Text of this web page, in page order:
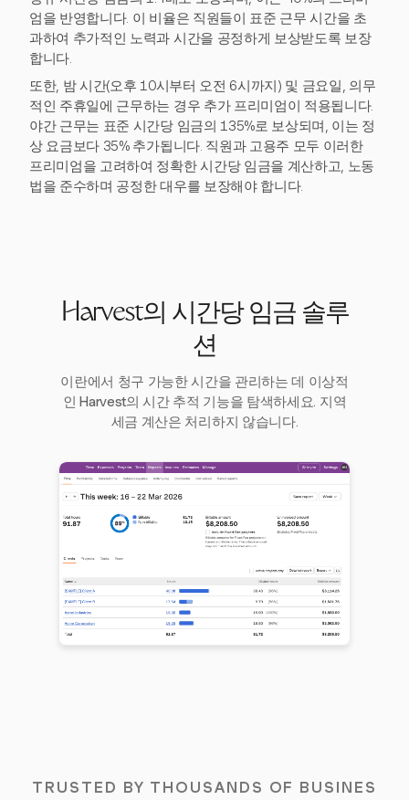
엄을 반영합니다. 이 비율은 직원들이 표준 근무 시간을 초
과하여 추가적인 노력과 시간을 공정하게 보상받도록 보장
합니다.
또한, 밤 시간(오후 10시부터 오전 6시까지) 및 금요일, 의무
적인 주휴일에 근무하는 경우 추가 프리미엄이 적용됩니다.
야간 근무는 표준 시간당 임금의 135%로 보상되며, 이는 정
상 요금보다 35% 추가됩니다. 직원과 고용주 모두 이러한
프리미엄을 고려하여 정확한 시간당 임금을 계산하고, 노동
법을 준수하며 공정한 대우를 보장해야 합니다.
Harvest의 시간당 임금 솔루
션
이란에서 청구 가능한 시간을 관리하는 데 이상적
인 Harvest의 시간 추적 기능을 탐색하세요. 지역
세금 계산은 처리하지 않습니다.
TRUSTED BY THOUSANDS OF BUSINES